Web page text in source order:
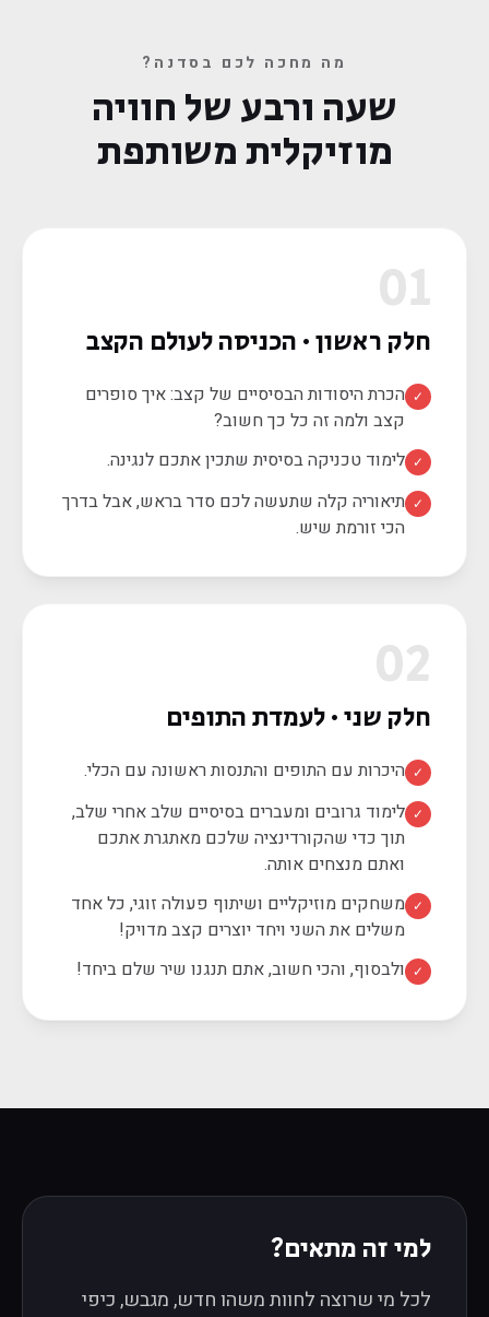
מה מחכה לכם בסדנה?
שעה ורבע של חוויה
מוזיקלית משותפת
01
חלק ראשון · הכניסה לעולם הקצב
✓ הכרת היסודות הבסיסיים של קצב: איך סופרים
קצב ולמה זה כל כך חשוב?
✓ לימוד טכניקה בסיסית שתכין אתכם לנגינה.
✓ תיאוריה קלה שתעשה לכם סדר בראש, אבל בדרך
הכי זורמת שיש.
02
חלק שני · לעמדת התופים
✓ היכרות עם התופים והתנסות ראשונה עם הכלי.
✓ לימוד גרובים ומעברים בסיסיים שלב אחרי שלב,
תוך כדי שהקורדינציה שלכם מאתגרת אתכם
ואתם מנצחים אותה.
✓ משחקים מוזיקליים ושיתוף פעולה זוגי, כל אחד
משלים את השני ויחד יוצרים קצב מדויק!
✓ ולבסוף, והכי חשוב, אתם תנגנו שיר שלם ביחד!
למי זה מתאים?
לכל מי שרוצה לחוות משהו חדש, מגבש, כיפי